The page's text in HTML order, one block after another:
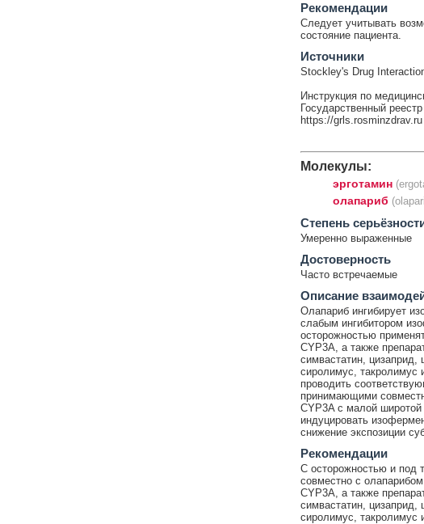
Рекомендации
Следует учитывать
состояние пациента.
Источники
Stockley's Drug
Инструкция по
Государственный
https://grls.rosminzdrav.ru
Молекулы:
эрготамин
олапариб
Cтепень
Умеренно выраженные
Достоверность
Часто встречаемые
Описание
Олапариб ингибирует
слабым ингибитором
осторожностью
CYP3A, а также
симвастатин,
сиролимус, такролимус
проводить
принимающими
CYP3A с малой широтой
индуцировать
снижение экспозиции
Рекомендации
C осторожностью и под
совместно с
CYP3A, а также
симвастатин,
сиролимус, такролимус